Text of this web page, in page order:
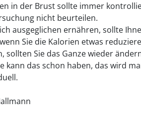
in der Brust sollte immer
nicht beurteilen.
ausgeglichen ernähren, sollte
Sie die Kalorien etwas
sollten Sie das Ganze wieder
kann das schon haben, das wird